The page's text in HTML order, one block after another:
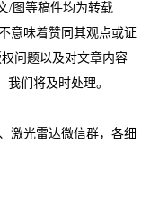
/图等稿件均为转载
意味着赞同其观点或证
问题以及对文章内容
我们将及时处理。
激光雷达微信群，各细